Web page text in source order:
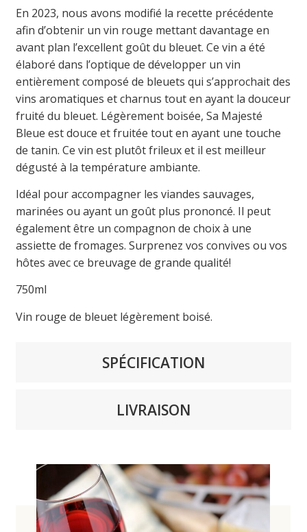
SPÉCIFICATION
LIVRAISON
En 2023, nous avons modifié la recette précédente
afin d’obtenir un vin rouge mettant davantage en
avant plan l’excellent goût du bleuet. Ce vin a été
élaboré dans l’optique de développer un vin
entièrement composé de bleuets qui s’approchait des
vins aromatiques et charnus tout en ayant la douceur
fruité du bleuet. Légèrement boisée, Sa Majesté
Bleue est douce et fruitée tout en ayant une touche
de tanin. Ce vin est plutôt frileux et il est meilleur
dégusté à la température ambiante.
Idéal pour accompagner les viandes sauvages,
marinées ou ayant un goût plus prononcé. Il peut
également être un compagnon de choix à une
assiette de fromages. Surprenez vos convives ou vos
hôtes avec ce breuvage de grande qualité!
750ml
Vin rouge de bleuet légèrement boisé.